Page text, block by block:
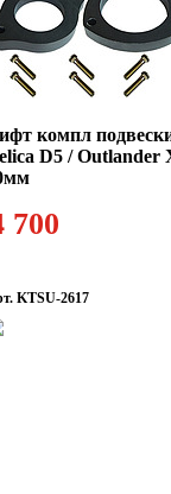
компл
D5 / Outlander
700
KTSU-2617